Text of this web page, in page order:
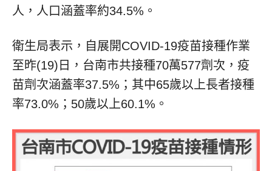
人，人口涵蓋率約34.5%。
衛生局表示，自展開COVID-19疫苗接種作業
至昨(19)日，台南市共接種70萬577劑次，疫
苗劑次涵蓋率37.5%；其中65歲以上長者接種
率73.0%；50歲以上60.1%。